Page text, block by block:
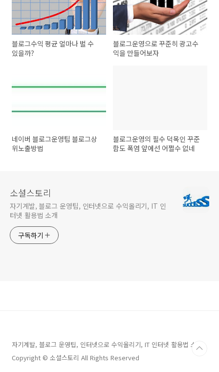
블로그수익 평균 얼마나 벌 수
있을까?
블로그운영으로 꾸준히 광고수
익을 만들어보자
네이버 블로그운영팁 블로그상
위노출방법
블로그운영의 필수 덕목인 꾸준
함도 폭염 앞에선 어쩔수 없네
소셜스토리
자기계발, 블로그 운영팁, 인터넷으로 수익올리기, IT 인
터넷 활용법 소개
구독하기
자기계발, 블로그 운영팁, 인터넷으로 수익올리기, IT 인터넷 활용법 소개
Copyright © 소셜스토리 All Rights Reserved